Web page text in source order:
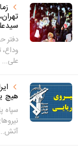
دفتر
علی...
هیچ
سپاه